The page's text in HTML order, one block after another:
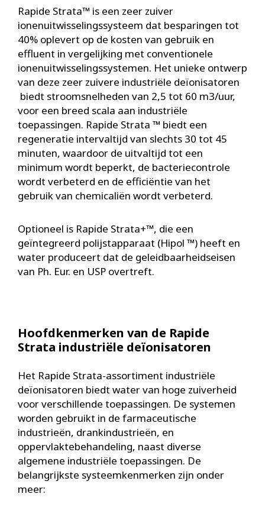
Rapide Strata™ is een zeer zuiver
ionenuitwisselingssysteem dat besparingen tot
40% oplevert op de kosten van gebruik en
effluent in vergelijking met conventionele
ionenuitwisselingssystemen. Het unieke ontwerp
van deze zeer zuivere industriële deïonisatoren
biedt stroomsnelheden van 2,5 tot 60 m3/uur,
voor een breed scala aan industriële
toepassingen. Rapide Strata ™ biedt een
regeneratie intervaltijd van slechts 30 tot 45
minuten, waardoor de uitvaltijd tot een
minimum wordt beperkt, de bacteriecontrole
wordt verbeterd en de efficiëntie van het
gebruik van chemicaliën wordt verbeterd.
Optioneel is Rapide Strata+™, die een
geïntegreerd polijstapparaat (Hipol ™) heeft en
water produceert dat de geleidbaarheidseisen
van Ph. Eur. en USP overtreft.
Hoofdkenmerken van de Rapide
Strata industriële deïonisatoren
Het Rapide Strata-assortiment industriële
deïonisatoren biedt water van hoge zuiverheid
voor verschillende toepassingen. De systemen
worden gebruikt in de farmaceutische
industrieën, drankindustrieën, en
oppervlaktebehandeling, naast diverse
algemene industriële toepassingen. De
belangrijkste systeemkenmerken zijn onder
meer: